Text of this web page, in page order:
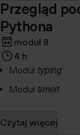
Przegląd
Pythona
moduł 8
4 h
Moduł typing
Moduł timeit
Czytaj więcej